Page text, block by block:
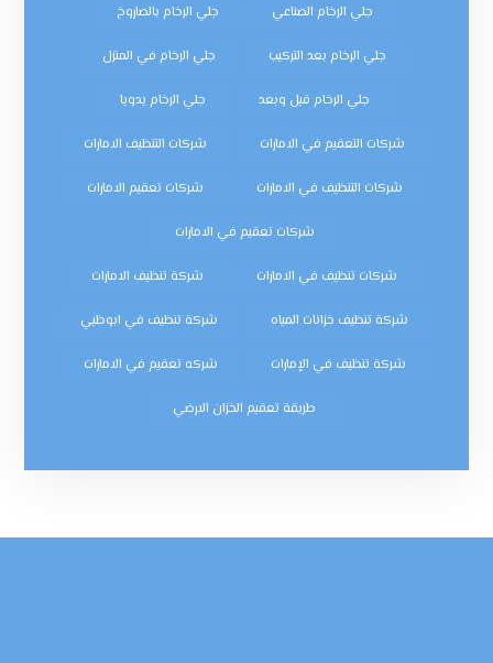
جلي الرخام الصناعي جلي الرخام بالصاروخ
جلي الرخام بعد التركيب جلي الرخام في المنزل
جلي الرخام قبل وبعد جلي الرخام يدويا
شركات التعقيم في الامارات شركات التنظيف الامارات
شركات التنظيف في الامارات شركات تعقيم الامارات
شركات تعقيم في الامارات
شركات تنظيف في الامارات شركة تنظيف الامارات
شركة تنظيف خزانات المياه شركة تنظيف في ابوظبي
شركة تنظيف في الإمارات شركه تعقيم في الامارات
طريقة تعقيم الخزان الارضي